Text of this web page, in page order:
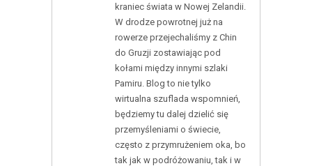
kraniec świata w Nowej Zelandii.
W drodze powrotnej już na
rowerze przejechaliśmy z Chin
do Gruzji zostawiając pod
kołami między innymi szlaki
Pamiru. Blog to nie tylko
wirtualna szuflada wspomnień,
będziemy tu dalej dzielić się
przemyśleniami o świecie,
często z przymrużeniem oka, bo
tak jak w podróżowaniu, tak i w